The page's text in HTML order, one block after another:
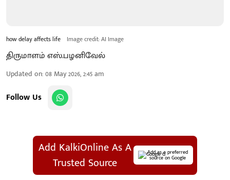
how delay affects life Image credit: AI Image
திருமாளம் எஸ்.பழனிவேல்
Updated on:08 May 2026, 2:45 am
Follow Us
Add KalkiOnline As A
Trusted Source
Add as a preferred
source on Google